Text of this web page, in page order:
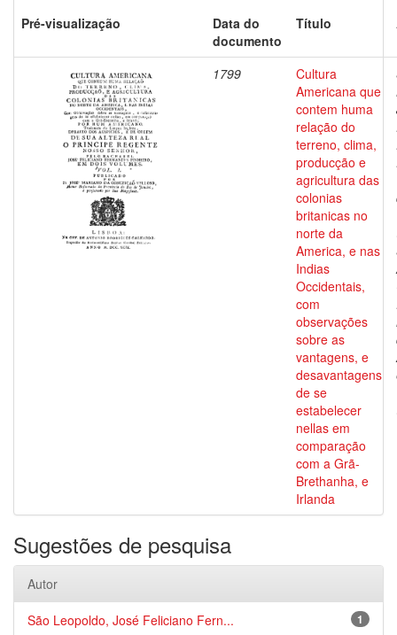
Pré-visualização
Data do
documento
Título
1799
Cultura
Americana que
contem huma
relação do
terreno, clima,
producção e
agricultura das
colonias
britanicas no
norte da
America, e nas
Indias
Occidentais,
com
observações
sobre as
vantagens, e
desavantagens
de se
estabelecer
nellas em
comparação
com a Grã-
Brethanha, e
Irlanda
Sugestões de pesquisa
Autor
1
São Leopoldo, José Feliciano Fern...